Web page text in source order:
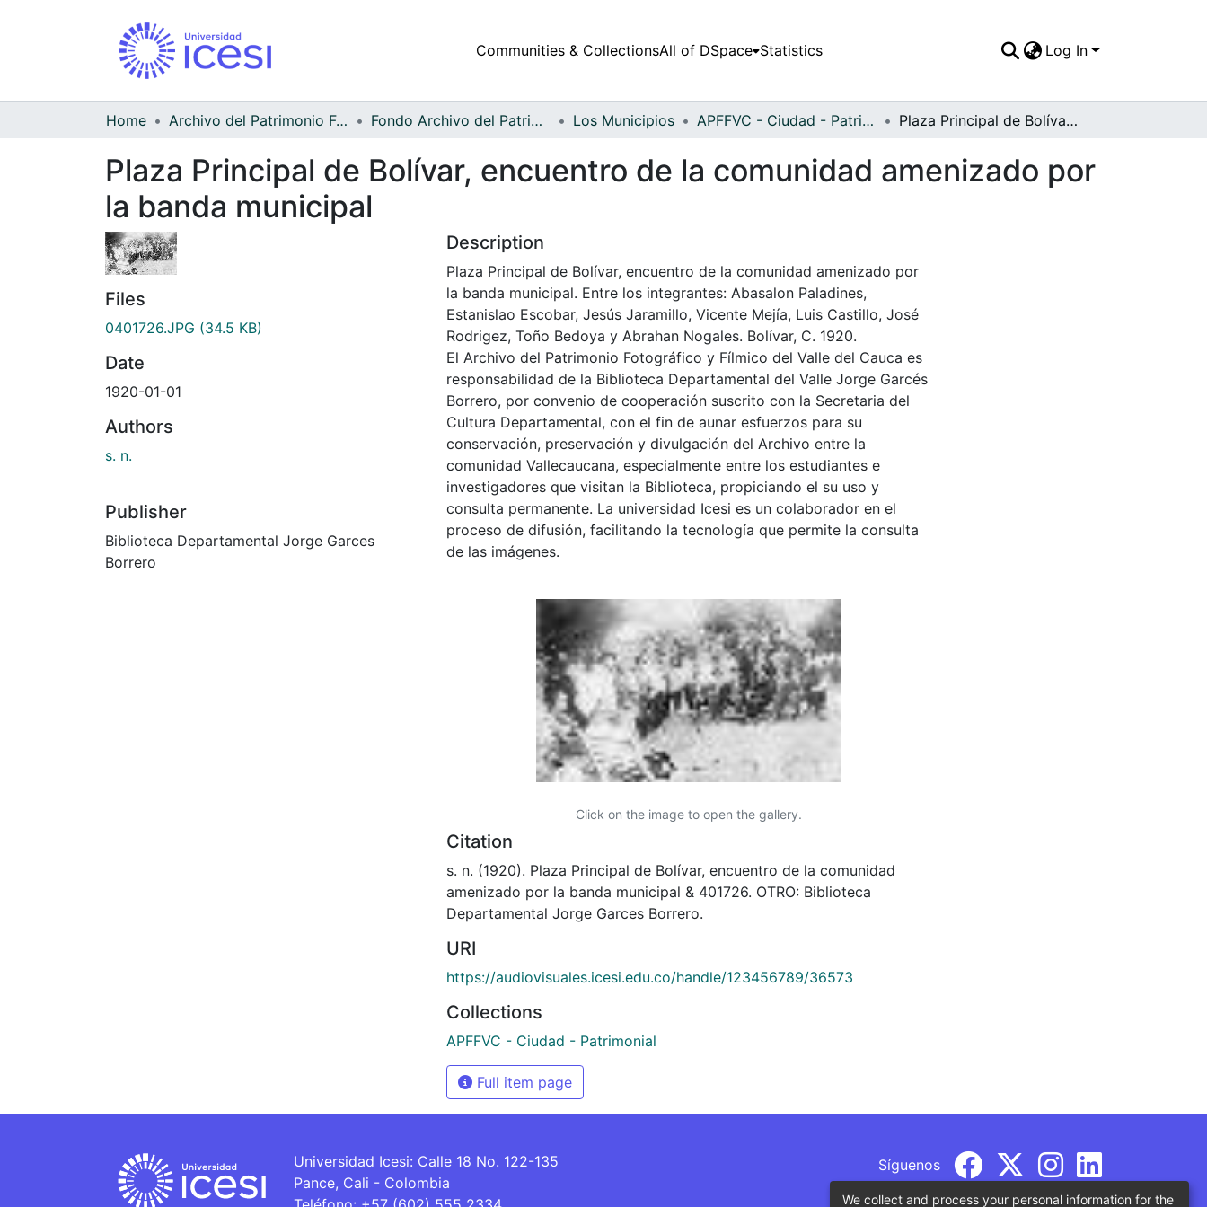
Communities & CollectionsAll of DSpace Statistics Log In
Home Archivo del Patrimonio Fotográfico y Fílmico del Valle del Cauca Fondo Archivo del Patrimonio Fotográfico y Fílmico del Valle del Cauca Los Municipios APFFVC - Ciudad - Patrimonial Plaza Principal de Bolívar, encuentro de la comunidad amenizado por la banda municipal
Plaza Principal de Bolívar, encuentro de la comunidad amenizado por
la banda municipal
Files
0401726.JPG (34.5 KB)
Date
1920-01-01
Authors
s. n.
Publisher
Biblioteca Departamental Jorge Garces
Borrero
Description
Plaza Principal de Bolívar, encuentro de la comunidad amenizado por
la banda municipal. Entre los integrantes: Abasalon Paladines,
Estanislao Escobar, Jesús Jaramillo, Vicente Mejía, Luis Castillo, José
Rodrigez, Toño Bedoya y Abrahan Nogales. Bolívar, C. 1920.
El Archivo del Patrimonio Fotográfico y Fílmico del Valle del Cauca es
responsabilidad de la Biblioteca Departamental del Valle Jorge Garcés
Borrero, por convenio de cooperación suscrito con la Secretaria del
Cultura Departamental, con el fin de aunar esfuerzos para su
conservación, preservación y divulgación del Archivo entre la
comunidad Vallecaucana, especialmente entre los estudiantes e
investigadores que visitan la Biblioteca, propiciando el su uso y
consulta permanente. La universidad Icesi es un colaborador en el
proceso de difusión, facilitando la tecnología que permite la consulta
de las imágenes.
Click on the image to open the gallery.
Citation
s. n. (1920). Plaza Principal de Bolívar, encuentro de la comunidad
amenizado por la banda municipal & 401726. OTRO: Biblioteca
Departamental Jorge Garces Borrero.
URI
https://audiovisuales.icesi.edu.co/handle/123456789/36573
Collections
APFFVC - Ciudad - Patrimonial
Full item page
Universidad Icesi: Calle 18 No. 122-135
Pance, Cali - Colombia
Síguenos
We collect and process your personal information for the